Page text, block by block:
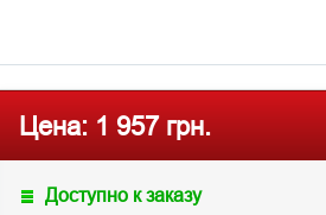
Цена: 1 957 грн.
Доступно к заказу